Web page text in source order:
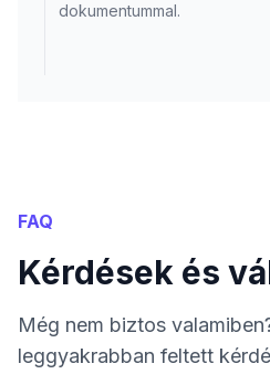
dokumentummal.
FAQ
Kérdések és
Még nem biztos
leggyakrabban feltett